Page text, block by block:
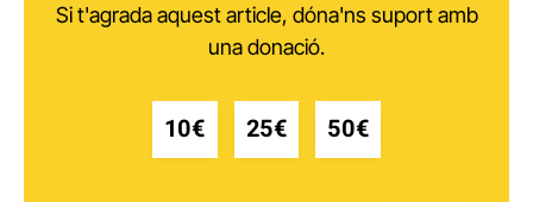
Si t'agrada aquest article, dóna'ns suport amb
una donació.
10€ 25€ 50€